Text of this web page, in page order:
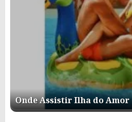
Onde Assistir Ilha do Amor